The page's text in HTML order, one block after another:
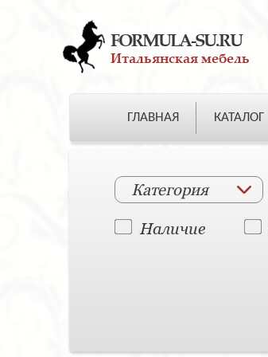
FORMULA-SU.RU
Итальянская мебель
ГЛАВНАЯ КАТАЛОГ
Категория
Наличие